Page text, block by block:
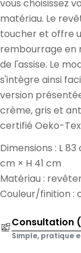
vous choisissez
matériau. Le
toucher et offre
rembourrage en
de l'assise. Le
s'intègre ainsi
version
crème, gris et
certifié Oeko-Tex
Dimensions : L
cm × H 41 cm
Matériau :
Couleur/finition :
Consultation
Simple, pratique